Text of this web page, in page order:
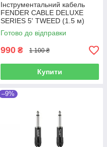
Інструментальний кабель
FENDER CABLE DELUXE
SERIES 5' TWEED (1.5 м)
Готово до відправки
990 ₴ 1 100 ₴
Купити
–9%